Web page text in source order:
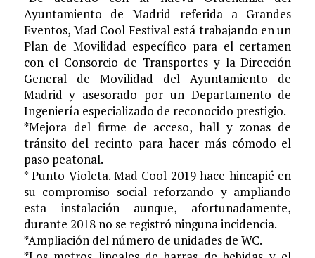
Ayuntamiento de Madrid referida a Grandes
Eventos, Mad Cool Festival está trabajando en un
Plan de Movilidad específico para el certamen
con el Consorcio de Transportes y la Dirección
General de Movilidad del Ayuntamiento de
Madrid y asesorado por un Departamento de
Ingeniería especializado de reconocido prestigio.
*Mejora del firme de acceso, hall y zonas de
tránsito del recinto para hacer más cómodo el
paso peatonal.
* Punto Violeta. Mad Cool 2019 hace hincapié en
su compromiso social reforzando y ampliando
esta instalación aunque, afortunadamente,
durante 2018 no se registró ninguna incidencia.
*Ampliación del número de unidades de WC.